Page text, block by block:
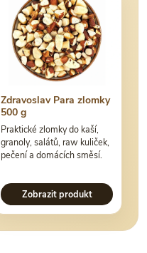
Zdravoslav Para zlomky
500 g
Praktické zlomky do kaší,
granoly, salátů, raw kuliček,
pečení a domácích směsí.
Zobrazit produkt